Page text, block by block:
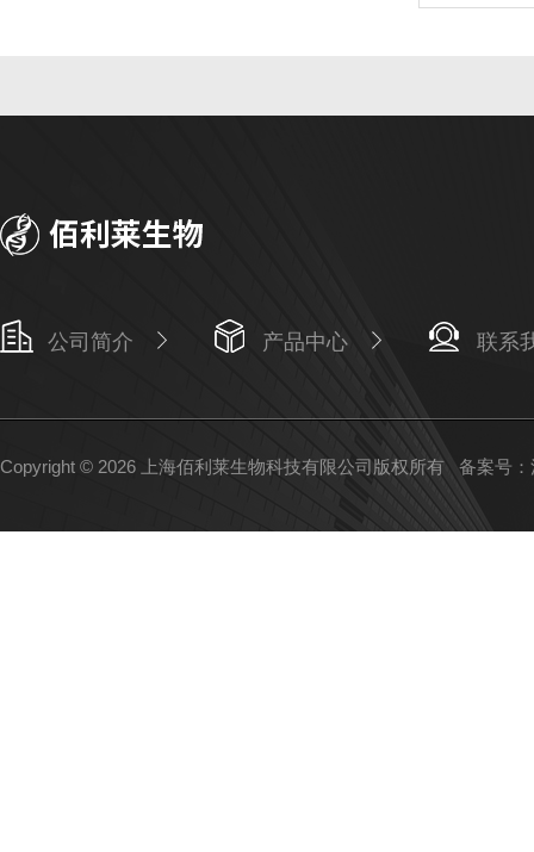
公司简介 产品中心 联系
Copyright © 2026 上海佰利莱生物科技有限公司版权所有 备案号：